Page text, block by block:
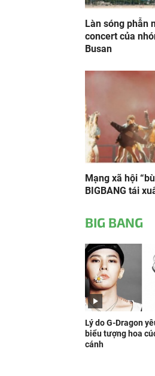
Làn sóng phẫn
concert của
Busan
Mạng xã hội
BIGBANG tái
BIG BANG
Lý do G-Dragon
biểu tượng hoa
cánh